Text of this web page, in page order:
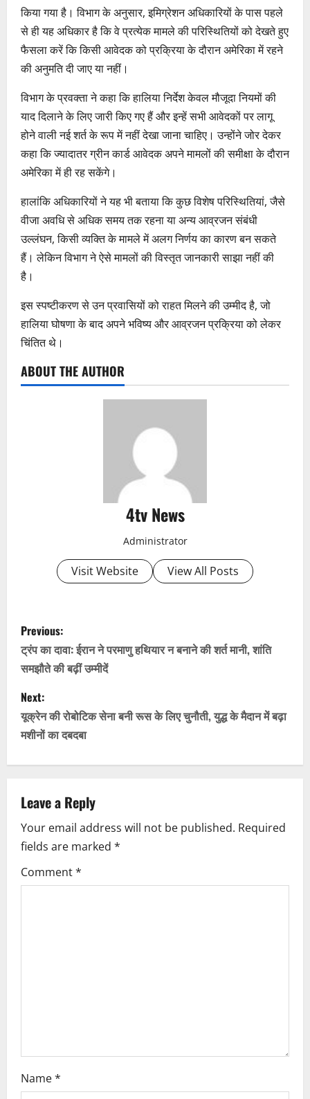
किया गया है। विभाग के अनुसार, इमिग्रेशन अधिकारियों के पास पहले
से ही यह अधिकार है कि वे प्रत्येक मामले की परिस्थितियों को देखते हुए
फैसला करें कि किसी आवेदक को प्रक्रिया के दौरान अमेरिका में रहने
की अनुमति दी जाए या नहीं।
विभाग के प्रवक्ता ने कहा कि हालिया निर्देश केवल मौजूदा नियमों की
याद दिलाने के लिए जारी किए गए हैं और इन्हें सभी आवेदकों पर लागू
होने वाली नई शर्त के रूप में नहीं देखा जाना चाहिए। उन्होंने जोर देकर
कहा कि ज्यादातर ग्रीन कार्ड आवेदक अपने मामलों की समीक्षा के दौरान
अमेरिका में ही रह सकेंगे।
हालांकि अधिकारियों ने यह भी बताया कि कुछ विशेष परिस्थितियां, जैसे
वीजा अवधि से अधिक समय तक रहना या अन्य आव्रजन संबंधी
उल्लंघन, किसी व्यक्ति के मामले में अलग निर्णय का कारण बन सकते
हैं। लेकिन विभाग ने ऐसे मामलों की विस्तृत जानकारी साझा नहीं की
है।
इस स्पष्टीकरण से उन प्रवासियों को राहत मिलने की उम्मीद है, जो
हालिया घोषणा के बाद अपने भविष्य और आव्रजन प्रक्रिया को लेकर
चिंतित थे।
ABOUT THE AUTHOR
4tv News
Administrator
Visit Website View All Posts
P
o
s
t
n
a
v
i
g
a
Previous:
ट्रंप का दावा: ईरान ने परमाणु हथियार न बनाने की शर्त मानी, शांति
समझौते की बढ़ीं उम्मीदें
Next:
यूक्रेन की रोबोटिक सेना बनी रूस के लिए चुनौती, युद्ध के मैदान में बढ़ा
मशीनों का दबदबा
Leave a Reply
Your email address will not be published. Required
fields are marked *
Comment*
Name*